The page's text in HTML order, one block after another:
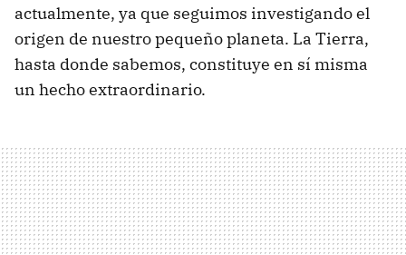
actualmente, ya que seguimos investigando el
origen de nuestro pequeño planeta. La Tierra,
hasta donde sabemos, constituye en sí misma
un hecho extraordinario.